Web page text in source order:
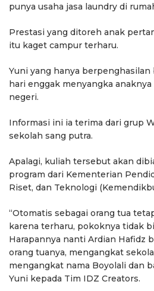
punya usaha jasa laundry di
Prestasi yang ditoreh anak
itu kaget campur terharu.
Yuni yang hanya
hari enggak menyangka
negeri.
Informasi ini ia terima dari grup
sekolah sang putra.
Apalagi, kuliah tersebut akan
program dari Kementerian
Riset, dan Teknologi
“Otomatis sebagai orang tua
karena terharu, pokoknya tidak
Harapannya nanti Ardian Hafidz
orang tuanya, mengangkat
mengangkat nama Boyolali dan
Yuni kepada Tim IDZ Creators.